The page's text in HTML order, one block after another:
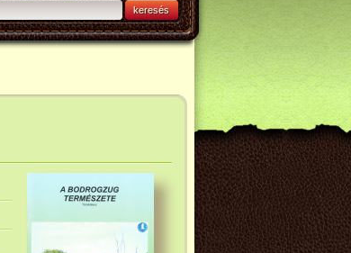
keresés